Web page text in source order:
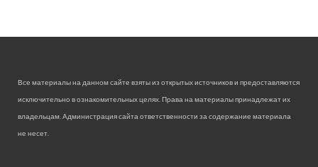
Все материалы на данном сайте взяты из открытых источников и предоставляются
исключительно в ознакомительных целях. Права на материалы принадлежат их
владельцам. Администрация сайта ответственности за содержание материала
не несет.